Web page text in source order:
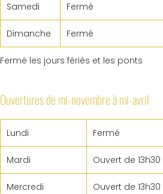
Samedi Fermé
Dimanche Fermé
Fermé les jours fériés et les ponts
Ouvertures de mi-novembre à mi-avril
Lundi Fermé
Mardi Ouvert de 13h30
Mercredi Ouvert de 13h30